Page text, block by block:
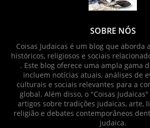
SOBRE NÓS
Coisas Judaicas é um blog que aborda
históricos, religiosos e sociais
. Este blog oferece uma ampla gama
incluem notícias atuais, análises de
culturais e sociais relevantes para a
global. Além disso, o "Coisas
artigos sobre tradições judaicas, arte,
religião e debates contemporâneos
judaica.